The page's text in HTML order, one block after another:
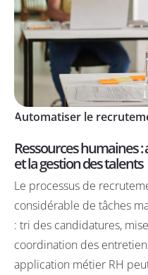
Automatiser le
Ressources humaines
et la gestion des talents
Le processus de
considérable de tâches
: tri des candidatures,
coordination des
application métier RH